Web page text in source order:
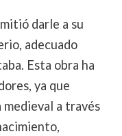
darle a su
adecuado
Esta obra ha
ya que
a través